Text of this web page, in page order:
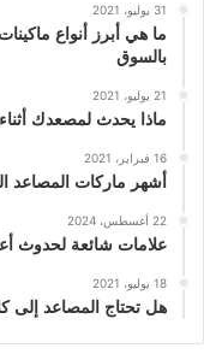
31 يوليو، 2021
ما هي أبرز أنواع
بالسوق
21 يوليو، 2021
ماذا يحدث لمصعدك أثناء
16 فبراير، 2021
أشهر ماركات المصاعد
22 أغسطس، 2024
علامات شائعة لحدوث
18 يوليو، 2021
هل تحتاج المصاعد إلى